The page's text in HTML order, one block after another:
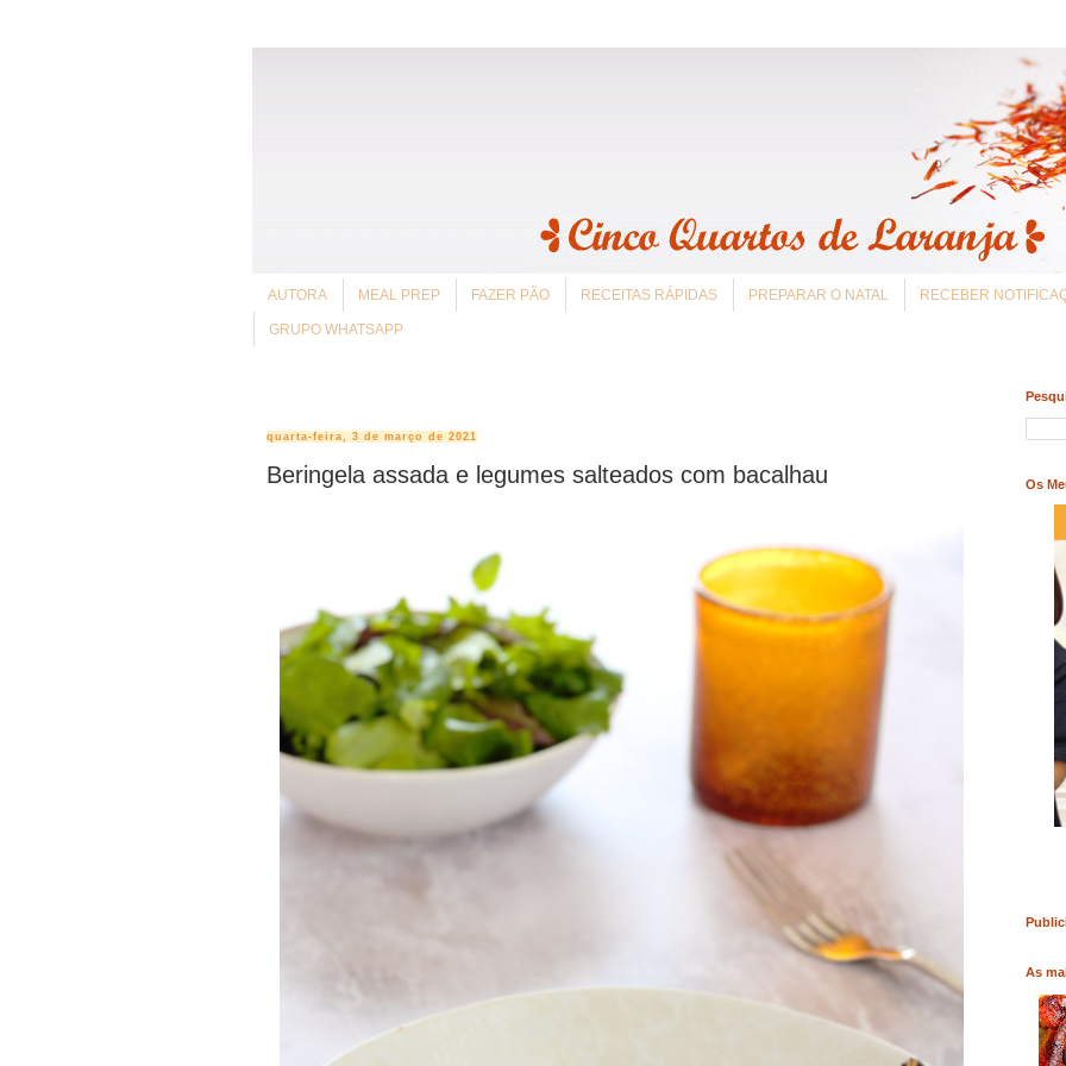
AUTORA MEAL PREP FAZER PÃO RECEITAS RÁPIDAS PREPARAR O NATAL RECEBER
GRUPO WHATSAPP
quarta-feira, 3 de março de 2021
Beringela assada e legumes salteados com bacalhau Os
COMPRAR LIVRO COMPRAR LIVRO
As